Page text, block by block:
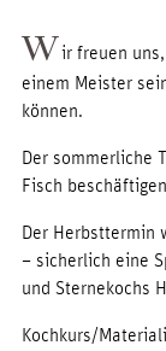
W ir freuen
einem Meister
können.
Der sommerliche
Fisch beschäftigen
Der Herbsttermin
– sicherlich eine
und Sternekochs
Kochkurs/